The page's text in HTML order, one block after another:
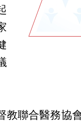
聯合醫務協